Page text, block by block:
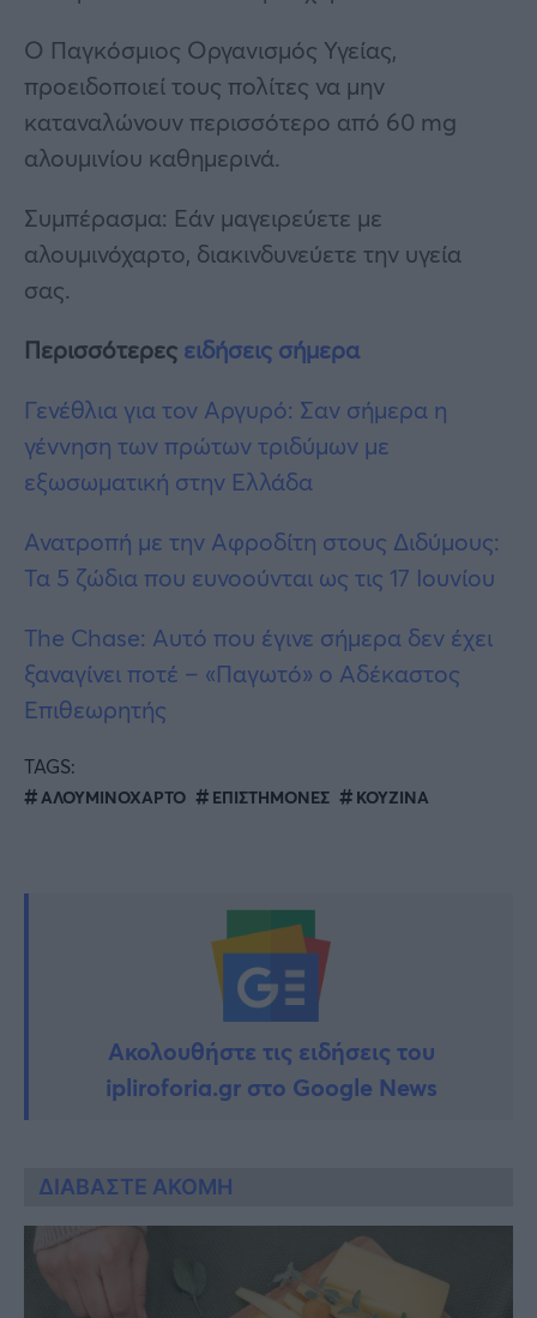
Ο Παγκόσμιος Οργανισμός Υγείας,
προειδοποιεί τους πολίτες να μην
καταναλώνουν περισσότερο από 60 mg
αλουμινίου καθημερινά.
Συμπέρασμα: Εάν μαγειρεύετε με
αλουμινόχαρτο, διακινδυνεύετε την υγεία
σας.
Περισσότερες ειδήσεις σήμερα
Γενέθλια για τον Αργυρό: Σαν σήμερα η
γέννηση των πρώτων τριδύμων με
εξωσωματική στην Ελλάδα
Ανατροπή με την Αφροδίτη στους Διδύμους:
Τα 5 ζώδια που ευνοούνται ως τις 17 Ιουνίου
The Chase: Αυτό που έγινε σήμερα δεν έχει
ξαναγίνει ποτέ – «Παγωτό» ο Αδέκαστος
Επιθεωρητής
TAGS:
ΑΛΟΥΜΙΝΟΧΑΡΤΟ ΕΠΙΣΤΗΜΟΝΕΣ ΚΟΥΖΙΝΑ
Ακολουθήστε τις ειδήσεις του
ipliroforia.gr στο Google News
ΔΙΑΒΑΣΤΕ ΑΚΟΜΗ